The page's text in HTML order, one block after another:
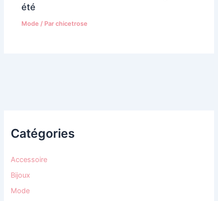
été
Mode / Parchicetrose
Catégories
Accessoire
Bijoux
Mode